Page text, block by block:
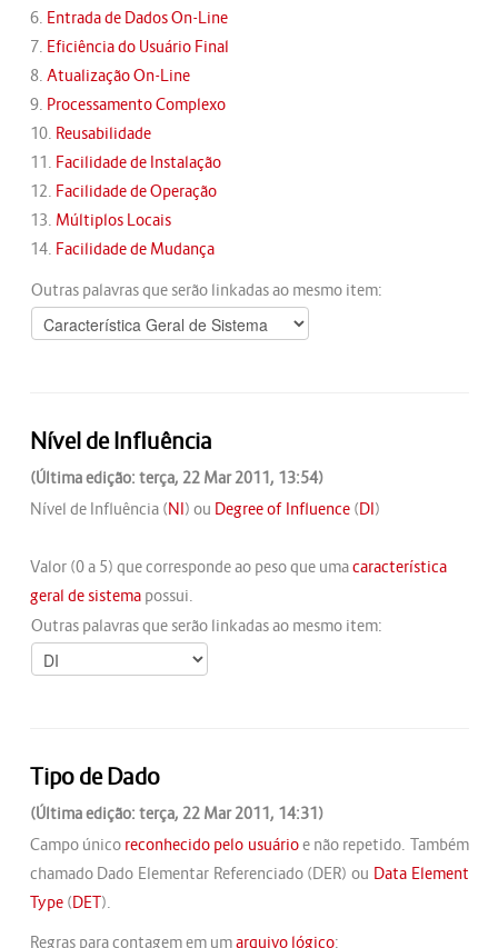
6. Entrada de Dados On-Line
7. Eficiência do Usuário Final
8. Atualização On-Line
9. Processamento Complexo
10. Reusabilidade
11. Facilidade de Instalação
12. Facilidade de Operação
13. Múltiplos Locais
14. Facilidade de Mudança
Outras palavras que serão linkadas ao mesmo item:
Nível de Influência
(Última edição: terça, 22 Mar 2011, 13:54)
Nível de Influência (NI) ou Degree of Influence(DI)
Valor (0 a 5) que corresponde ao peso que umacaracterística
geral de sistemapossui.
Outras palavras que serão linkadas ao mesmo item:
Tipo de Dado
(Última edição: terça, 22 Mar 2011, 14:31)
Campo único reconhecido pelo usuárioe não repetido. Também
chamado Dado Elementar Referenciado (DER) ou Data Element
Type(DET).
Regras para contagem em umarquivo lógico: